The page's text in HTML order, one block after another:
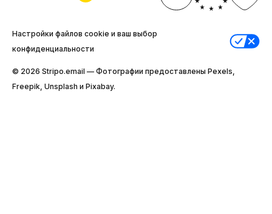
Настройки файлов cookie и ваш выбор
конфиденциальности
© 2026 Stripо.email — Фотографии предоставлены Pexels,
Freepik, Unsplash и Pixabay.